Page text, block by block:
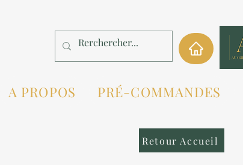
A PROPOS PRÉ-COMMANDES
Retour Accueil